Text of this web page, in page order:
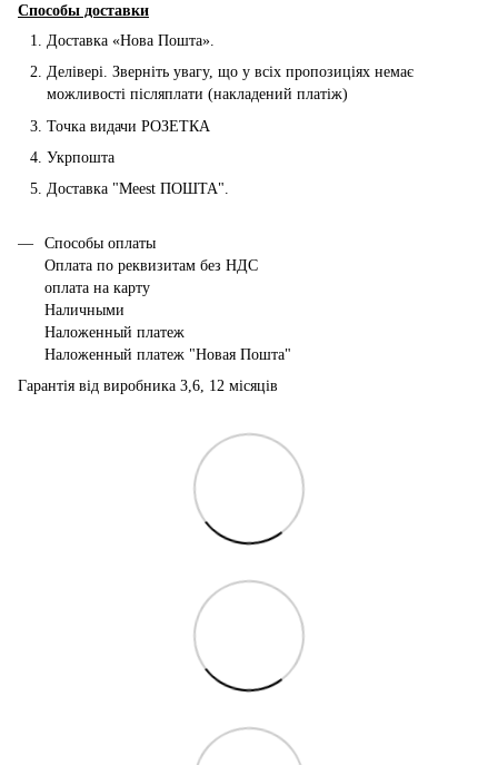
Способы доставки
Доставка «Нова Пошта».
Делівері. Зверніть увагу, що у всіх пропозиціях немає
можливості післяплати (накладений платіж)
Точка видачи РОЗЕТКА
Укрпошта
Доставка "Мeest ПОШТА".
Способы оплаты
Оплата по реквизитам без НДС
оплата на карту
Наличными
Наложенный платеж
Наложенный платеж "Новая Пошта"
Гарантія від виробника 3,6, 12 місяців